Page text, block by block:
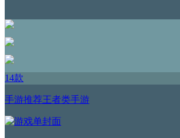
14款
手游推荐王者类手游